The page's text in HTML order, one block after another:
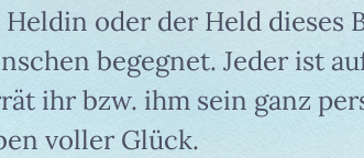
Heldin oder der Held dieses
begegnet. Jeder ist
ihr bzw. ihm sein ganz
voller Glück.